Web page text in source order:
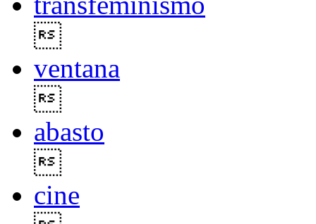
ventana
abasto
cine